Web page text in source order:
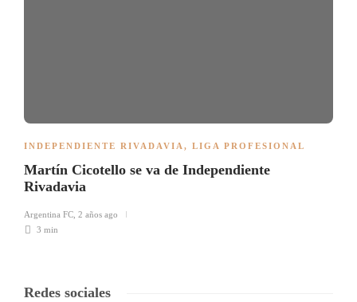
INDEPENDIENTE RIVADAVIA , LIGA PROFESIONAL
Martín Cicotello se va de Independiente
Rivadavia
Argentina FC 2 años ago
3 min
Redes sociales